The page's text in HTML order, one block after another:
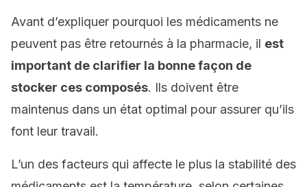
Avant d’expliquer pourquoi les médicaments ne
peuvent pas être retournés à la pharmacie, il est
important de clarifier la bonne façon de
stocker ces composés. Ils doivent être
maintenus dans un état optimal pour assurer qu’ils
font leur travail.
L’un des facteurs qui affecte le plus la stabilité des